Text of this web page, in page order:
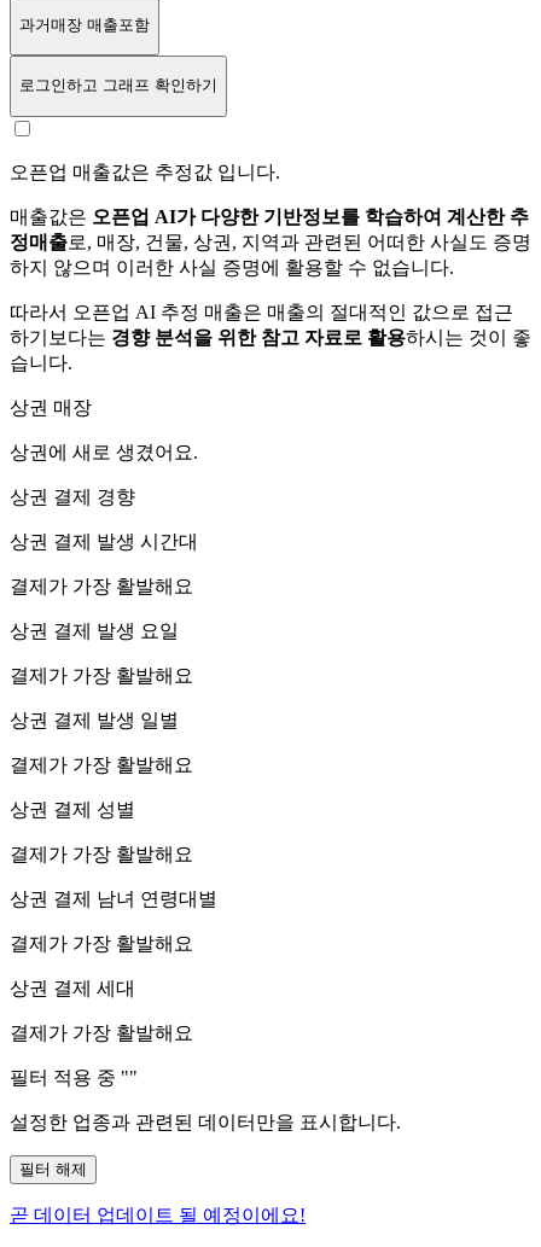
과거매장 매출포함
로그인하고 그래프 확인하기
오픈업 매출값은 추정값 입니다.
매출값은 오픈업 AI가 다양한 기반정보를 학습하여 계산한 추
정매출로, 매장, 건물, 상권, 지역과 관련된 어떠한 사실도 증명
하지 않으며 이러한 사실 증명에 활용할 수 없습니다.
따라서 오픈업 AI 추정 매출은 매출의 절대적인 값으로 접근
하기보다는 경향 분석을 위한 참고 자료로 활용하시는 것이 좋
습니다.
상권 매장
상권에 새로 생겼어요.
상권 결제 경향
상권 결제 발생 시간대
결제가 가장 활발해요
상권 결제 발생 요일
결제가 가장 활발해요
상권 결제 발생 일별
결제가 가장 활발해요
상권 결제 성별
결제가 가장 활발해요
상권 결제 남녀 연령대별
결제가 가장 활발해요
상권 결제 세대
결제가 가장 활발해요
필터 적용 중 ""
설정한 업종과 관련된 데이터만을 표시합니다.
필터 해제
곧 데이터 업데이트 될 예정이에요!